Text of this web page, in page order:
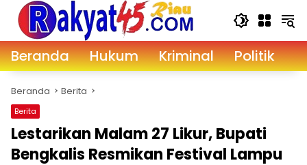
Langsung
konten
Beranda Hukum Kriminal Politik
Beranda Berita
Berita
Lestarikan Malam 27 Likur, Bupati
Bengkalis Resmikan Festival Lampu